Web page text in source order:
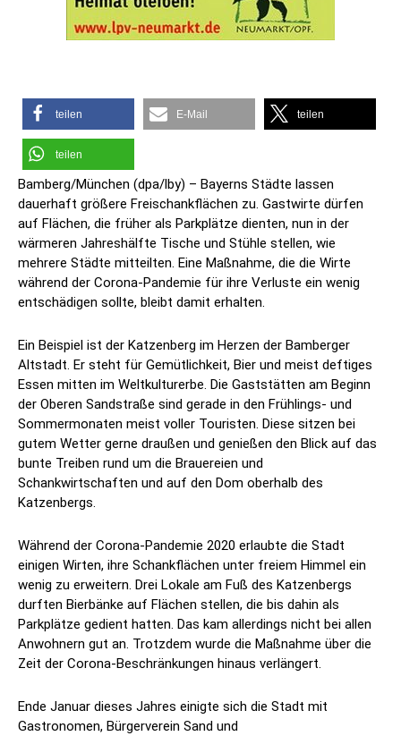
teilen E-Mail teilen
teilen
Bamberg/München (dpa/lby) – Bayerns Städte lassen
dauerhaft größere Freischankflächen zu. Gastwirte dürfen
auf Flächen, die früher als Parkplätze dienten, nun in der
wärmeren Jahreshälfte Tische und Stühle stellen, wie
mehrere Städte mitteilten. Eine Maßnahme, die die Wirte
während der Corona-Pandemie für ihre Verluste ein wenig
entschädigen sollte, bleibt damit erhalten.
Ein Beispiel ist der Katzenberg im Herzen der Bamberger
Altstadt. Er steht für Gemütlichkeit, Bier und meist deftiges
Essen mitten im Weltkulturerbe. Die Gaststätten am Beginn
der Oberen Sandstraße sind gerade in den Frühlings- und
Sommermonaten meist voller Touristen. Diese sitzen bei
gutem Wetter gerne draußen und genießen den Blick auf das
bunte Treiben rund um die Brauereien und
Schankwirtschaften und auf den Dom oberhalb des
Katzenbergs.
Während der Corona-Pandemie 2020 erlaubte die Stadt
einigen Wirten, ihre Schankflächen unter freiem Himmel ein
wenig zu erweitern. Drei Lokale am Fuß des Katzenbergs
durften Bierbänke auf Flächen stellen, die bis dahin als
Parkplätze gedient hatten. Das kam allerdings nicht bei allen
Anwohnern gut an. Trotzdem wurde die Maßnahme über die
Zeit der Corona-Beschränkungen hinaus verlängert.
Ende Januar dieses Jahres einigte sich die Stadt mit
Gastronomen, Bürgerverein Sand und